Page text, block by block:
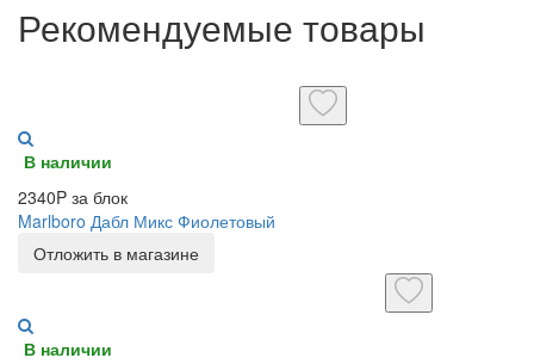
Рекомендуемые товары
В наличии
2340P за блок
Marlboro Дабл Микс Фиолетовый
Отложить в магазине
В наличии